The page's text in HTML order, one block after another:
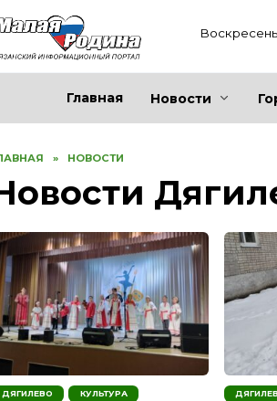
Главная Новости
» НОВОСТИ
ДЯГИЛЕВО КУЛЬТУРА